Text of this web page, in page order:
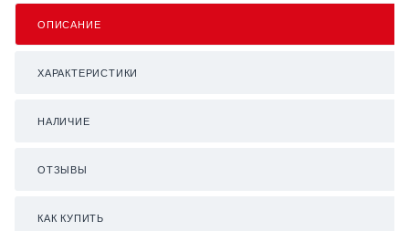
ОПИСАНИЕ
ХАРАКТЕРИСТИКИ
НАЛИЧИЕ
ОТЗЫВЫ
КАК КУПИТЬ